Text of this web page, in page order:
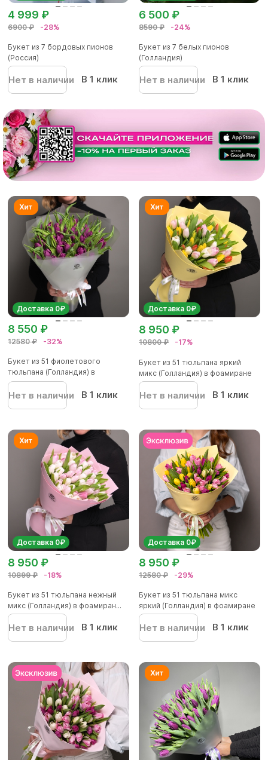
6900 ₽ -28%
4 999 ₽
Букет из 7 бордовых пионов
(Россия)
Нет в наличии В 1 клик
8590 ₽ -24%
6 500 ₽
Букет из 7 белых пионов
(Голландия)
Нет в наличии В 1 клик
Доставка 0₽
12580 ₽ -32%
8 550 ₽
Букет из 51 фиолетового
тюльпана (Голландия) в
корейско...
Нет в наличии В 1 клик
Доставка 0₽
10800 ₽ -17%
8 950 ₽
Букет из 51 тюльпана яркий
микс (Голландия) в фоамиране
Нет в наличии В 1 клик
Доставка 0₽
10899 ₽ -18%
8 950 ₽
Букет из 51 тюльпана нежный
микс (Голландия) в фоамиран...
Нет в наличии В 1 клик
Доставка 0₽
12580 ₽ -29%
8 950 ₽
Букет из 51 тюльпана микс
яркий (Голландия) в фоамиране
Нет в наличии В 1 клик